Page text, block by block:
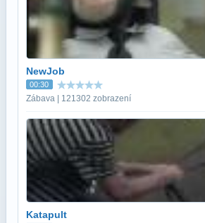
NewJob
00:30
Zábava | 121302 zobrazení
Katapult